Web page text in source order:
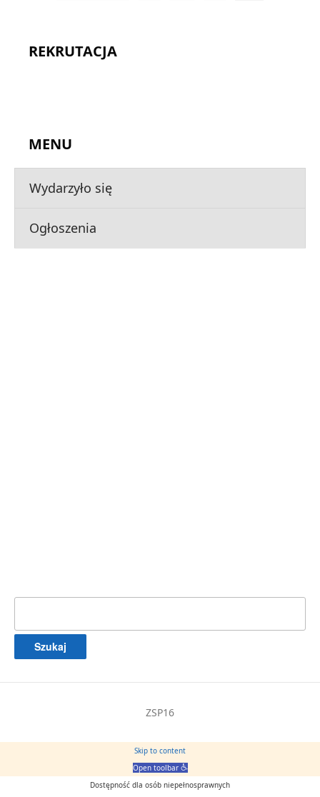
REKRUTACJA
MENU
Wydarzyło się
Ogłoszenia
ZSP16
Skip to content
Open toolbar
Dostępność dla osób niepełnosprawnych